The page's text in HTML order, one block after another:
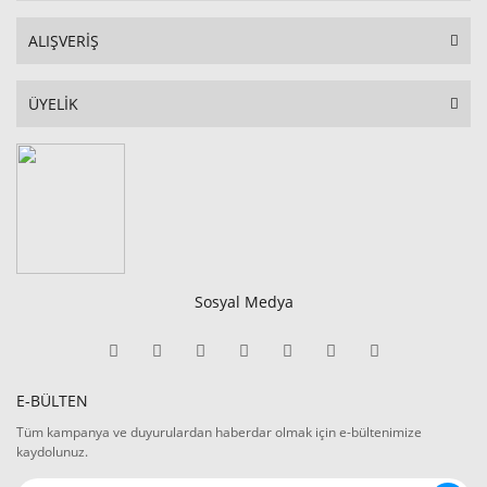
ALIŞVERİŞ
ÜYELİK
Sosyal Medya
E-BÜLTEN
Tüm kampanya ve duyurulardan haberdar olmak için e-bültenimize
kaydolunuz.